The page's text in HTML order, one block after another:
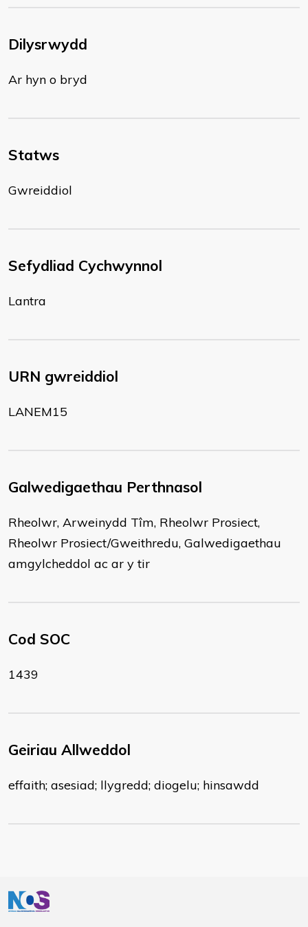
Dilysrwydd
Ar hyn o bryd
Statws
Gwreiddiol
Sefydliad Cychwynnol
Lantra
URN gwreiddiol
LANEM15
Galwedigaethau Perthnasol
Rheolwr, Arweinydd Tîm, Rheolwr Prosiect,
Rheolwr Prosiect/Gweithredu, Galwedigaethau
amgylcheddol ac ar y tir
Cod SOC
1439
Geiriau Allweddol
effaith; asesiad; llygredd; diogelu; hinsawdd